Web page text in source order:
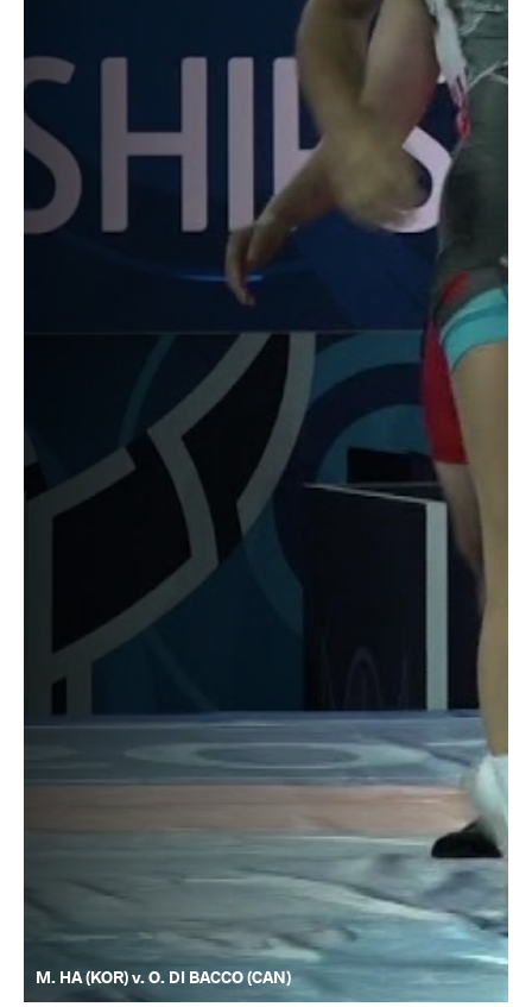
M. HA (KOR) v. O. DI BACCO (CAN)